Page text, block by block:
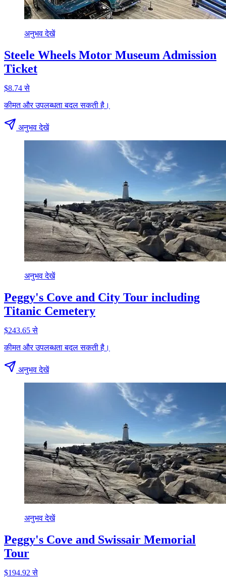
अनुभव देखें
Steele Wheels Motor Museum Admission
Ticket
$8.74 से
कीमत और उपलब्धता बदल सकती है।
अनुभव देखें
अनुभव देखें
Peggy's Cove and City Tour including
Titanic Cemetery
$243.65 से
कीमत और उपलब्धता बदल सकती है।
अनुभव देखें
अनुभव देखें
Peggy's Cove and Swissair Memorial
Tour
$194.92 से